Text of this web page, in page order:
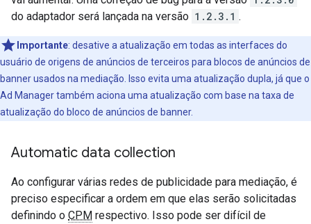
do adaptador será lançada na versão 1.2.3.1 .
Importante: desative a atualização em todas as interfaces do
usuário de origens de anúncios de terceiros para blocos de anúncios de
banner usados na mediação. Isso evita uma atualização dupla, já que o
Ad Manager também aciona uma atualização com base na taxa de
atualização do bloco de anúncios de banner.
Automatic data collection
Ao configurar várias redes de publicidade para mediação, é
preciso especificar a ordem em que elas serão solicitadas
definindo o CPM respectivo. Isso pode ser difícil de